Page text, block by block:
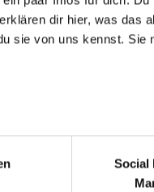
dir hier, was das
sie von uns kennst. Sie
um von dir bei
unsere Webseite zu
Partner für soziale
Social